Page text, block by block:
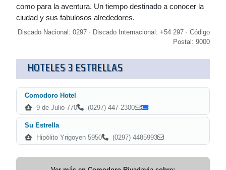
como para la aventura. Un tiempo destinado a conocer la
ciudad y sus fabulosos alrededores.
Discado Nacional: 0297 · Discado Internacional: +54 297 · Código
Postal: 9000
HOTELES 3 ESTRELLAS
Comodoro Hotel
9 de Julio 770
(0297) 447-2300
Su Estrella
Hipólito Yrigoyen 5950
(0297) 4485993